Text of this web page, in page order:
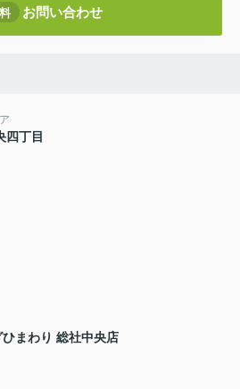
お問い合わせ
四丁目
まわり 総社中央店